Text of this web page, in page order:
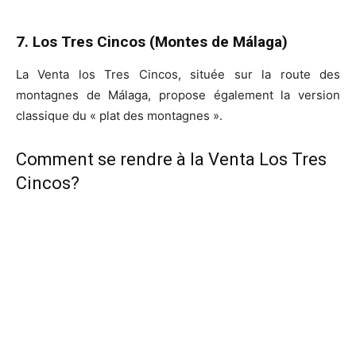
7. Los Tres Cincos (Montes de Málaga)
La Venta los Tres Cincos, située sur la route des
montagnes de Málaga, propose également la version
classique du « plat des montagnes ».
Comment se rendre à la Venta Los Tres
Cincos?